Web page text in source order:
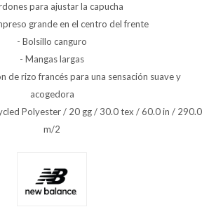
para ajustar la capucha
grande en el centro del frente
- Bolsillo canguro
- Mangas largas
de rizo francés para una sensación suave y
acogedora
Polyester / 20 gg / 30.0 tex / 60.0 in / 290.0
m/2